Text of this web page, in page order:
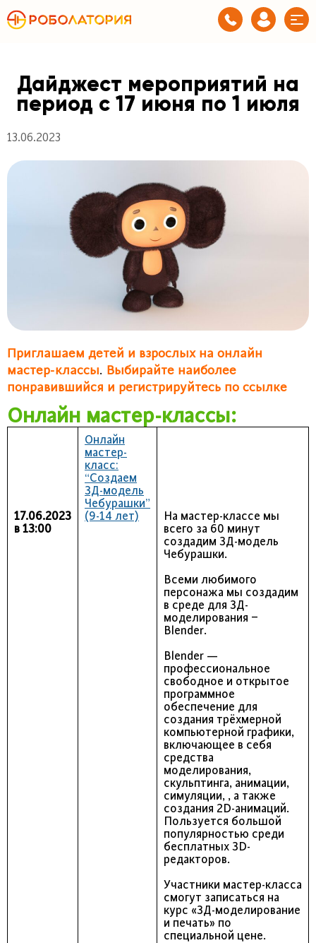
Дайджест мероприятий на
период с 17 июня по 1 июля
13.06.2023
Приглашаем детей и взрослых на онлайн
мастер-классы. Выбирайте наиболее
понравившийся и регистрируйтесь по ссылке
Онлайн мастер-классы:
17.06.2023
в 13:00
Онлайн
мастер-
класс:
“Создаем
3Д-модель
Чебурашки”
(9-14 лет)
На мастер-классе мы
всего за 60 минут
создадим 3Д-модель
Чебурашки.
Всеми любимого
персонажа мы создадим
в среде для 3Д-
моделирования –
Blender.
Blender —
профессиональное
свободное и открытое
программное
обеспечение для
создания трёхмерной
компьютерной графики,
включающее в себя
средства
моделирования,
скульптинга, анимации,
симуляции, , а также
создания 2D-анимаций.
Пользуется большой
популярностью среди
бесплатных 3D-
редакторов.
Участники мастер-класса
смогут записаться на
курс «3Д-моделирование
и печать» по
специальной цене.